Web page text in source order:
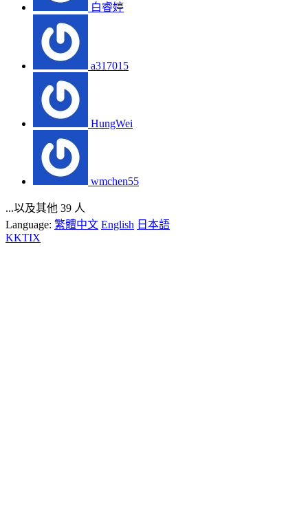
白睿婷
a317015
HungWei
wmchen55
...以及其他 39 人
Language: 繁體中文 English 日本語
KKTIX